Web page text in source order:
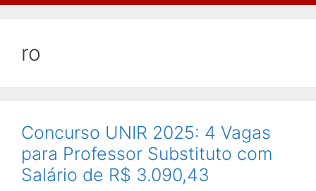
ro
Concurso UNIR 2025: 4 Vagas
para Professor Substituto com
Salário de R$ 3.090,43